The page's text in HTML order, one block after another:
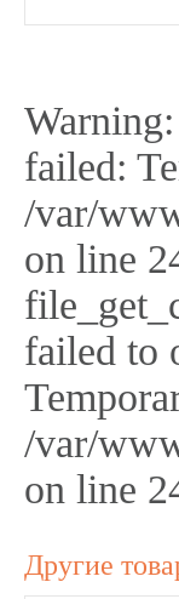
failed:
/var/
on line
failed to
/var/
on line
Другие